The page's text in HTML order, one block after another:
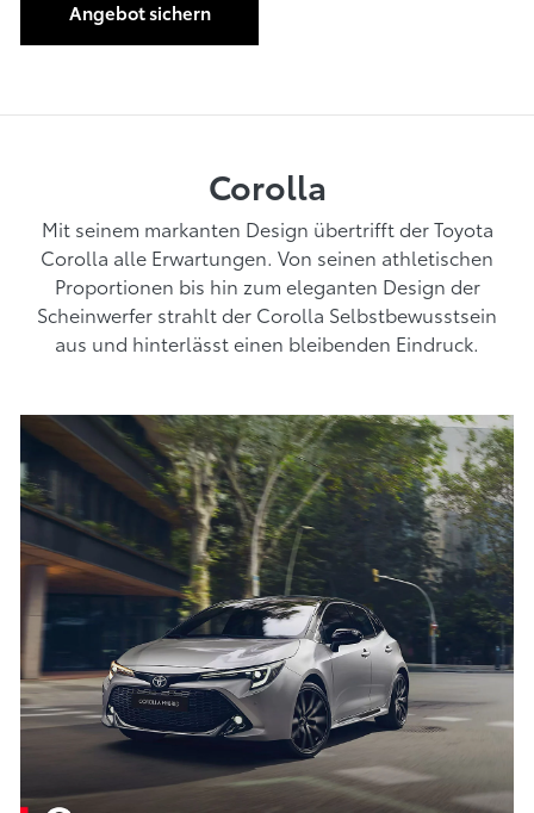
Angebot sichern
Corolla
Mit seinem markanten Design übertrifft der Toyota
Corolla alle Erwartungen. Von seinen athletischen
Proportionen bis hin zum eleganten Design der
Scheinwerfer strahlt der Corolla Selbstbewusstsein
aus und hinterlässt einen bleibenden Eindruck.